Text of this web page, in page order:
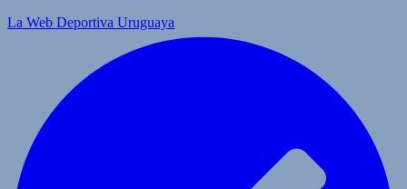
La Web Deportiva Uruguaya